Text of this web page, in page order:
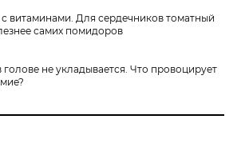
с витаминами. Для сердечников томатный
самих помидоров
голове не укладывается. Что провоцирует